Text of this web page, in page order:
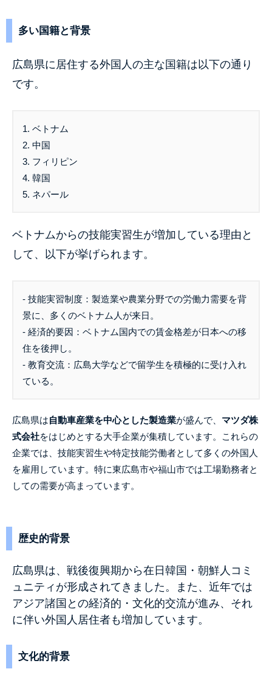
多い国籍と背景
広島県に居住する外国人の主な国籍は以下の通り
です。
1. ベトナム
2. 中国
3. フィリピン
4. 韓国
5. ネパール
ベトナムからの技能実習生が増加している理由と
して、以下が挙げられます。
- 技能実習制度：製造業や農業分野での労働力需要を背
景に、多くのベトナム人が来日。
- 経済的要因：ベトナム国内での賃金格差が日本への移
住を後押し。
- 教育交流：広島大学などで留学生を積極的に受け入れ
ている。
広島県は自動車産業を中心とした製造業が盛んで、 マツダ株
式会社をはじめとする大手企業が集積しています。これらの
企業では、技能実習生や特定技能労働者として多くの外国人
を雇用しています。特に東広島市や福山市では工場勤務者と
しての需要が高まっています。
歴史的背景
広島県は、戦後復興期から在日韓国・朝鮮人コミ
ュニティが形成されてきました。また、近年では
アジア諸国との経済的・文化的交流が進み、それ
に伴い外国人居住者も増加しています。
文化的背景